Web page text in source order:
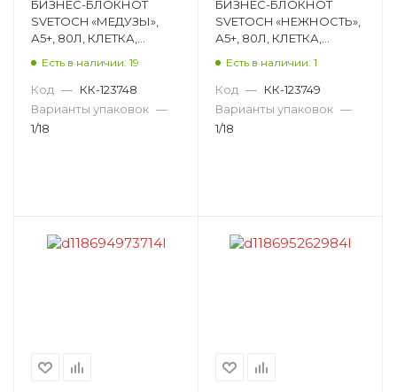
БИЗНЕС-БЛОКНОТ
SVETOCH «МЕДУЗЫ»,
А5+, 80Л, КЛЕТКА,
ЛАМИНАЦИЯ,
РИСУНОК 000436
Есть в наличии: 19
Код — КК-123748
Варианты упаковок —
1/18
БИЗНЕС-БЛОКНОТ
SVETOCH «НЕЖНОСТЬ»,
А5+, 80Л, КЛЕТКА,
ЛАМИНАЦИЯ,
РИСУНОК 000413
Есть в наличии: 1
Код — КК-123749
Варианты упаковок —
1/18